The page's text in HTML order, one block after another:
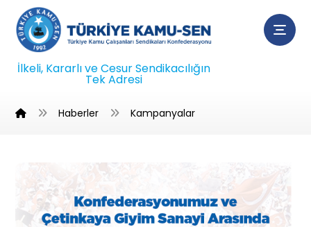
İlkeli, Kararlı ve Cesur Sendikacılığın
Tek Adresi
Haberler Kampanyalar